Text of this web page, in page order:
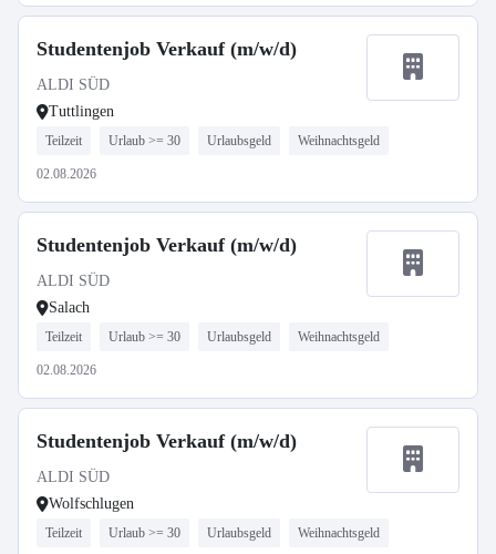
Studentenjob Verkauf (m/w/d)
ALDI SÜD
Tuttlingen
Teilzeit Urlaub >= 30 Urlaubsgeld Weihnachtsgeld
02.08.2026
Studentenjob Verkauf (m/w/d)
ALDI SÜD
Salach
Teilzeit Urlaub >= 30 Urlaubsgeld Weihnachtsgeld
02.08.2026
Studentenjob Verkauf (m/w/d)
ALDI SÜD
Wolfschlugen
Teilzeit Urlaub >= 30 Urlaubsgeld Weihnachtsgeld